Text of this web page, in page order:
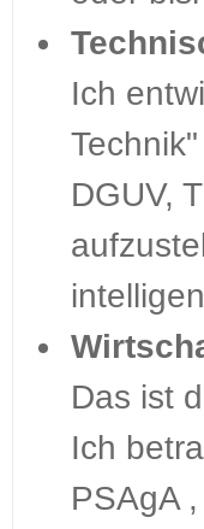
Ich
DGUV,
Das ist
Ich
PSAgA